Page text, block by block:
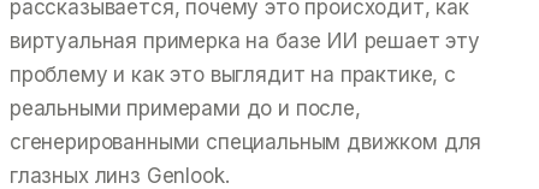
рассказывается, почему это происходит, как
виртуальная примерка на базе ИИ решает эту
проблему и как это выглядит на практике, с
реальными примерами до и после,
сгенерированными специальным движком для
глазных линз Genlook.